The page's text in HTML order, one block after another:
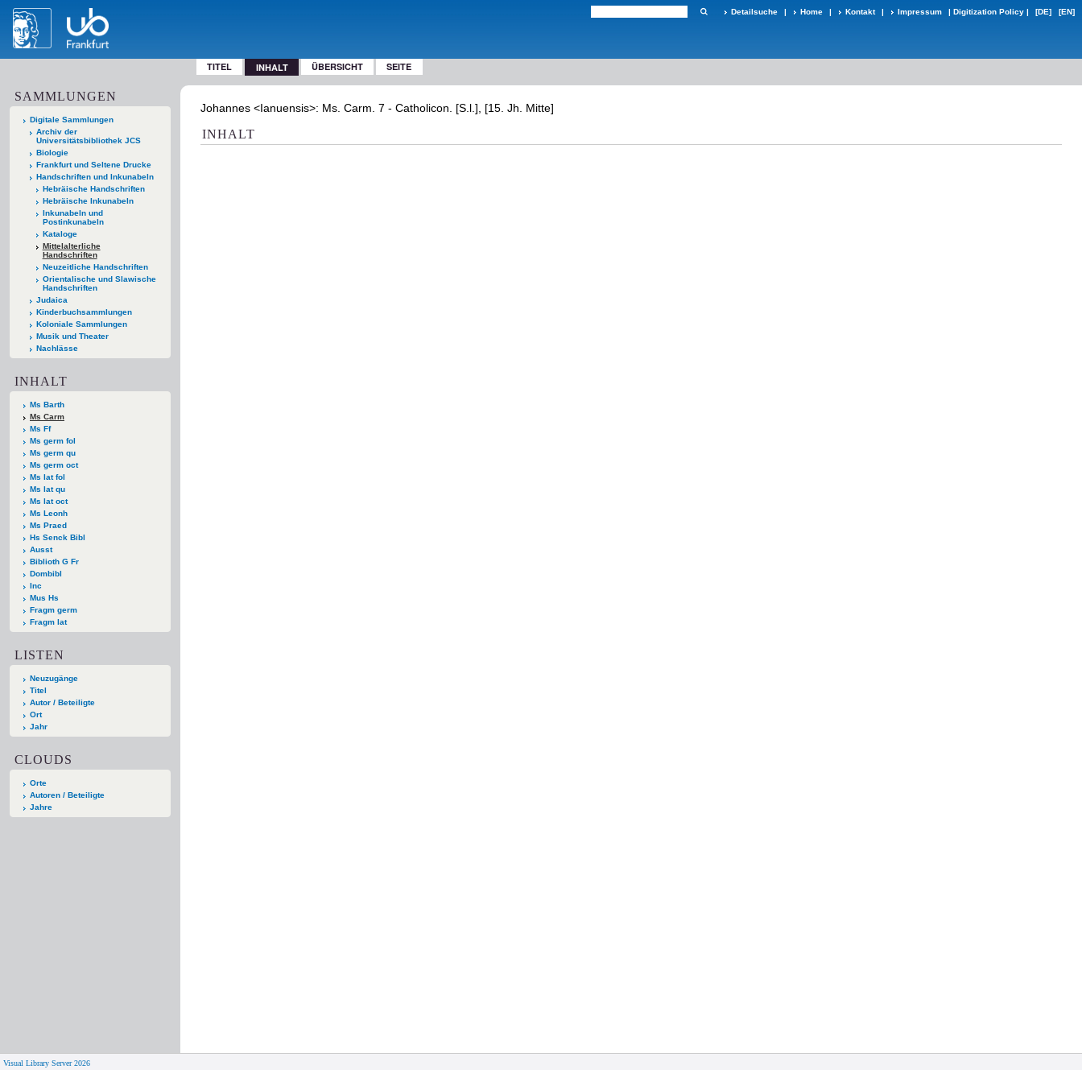
Detailsuche | Home | Kontakt | Impressum | Digitization Policy | [DE] [EN]
TITEL INHALT ÜBERSICHT SEITE
SAMMLUNGEN
Digitale Sammlungen
Archiv der
Universitätsbibliothek JCS
Biologie
Frankfurt und Seltene Drucke
Handschriften und Inkunabeln
Hebräische Handschriften
Hebräische Inkunabeln
Inkunabeln und
Postinkunabeln
Kataloge
Mittelalterliche
Handschriften
Neuzeitliche Handschriften
Orientalische und Slawische
Handschriften
Judaica
Kinderbuchsammlungen
Koloniale Sammlungen
Musik und Theater
Nachlässe
INHALT
Ms Barth
Ms Carm
Ms Ff
Ms germ fol
Ms germ qu
Ms germ oct
Ms lat fol
Ms lat qu
Ms lat oct
Ms Leonh
Ms Praed
Hs Senck Bibl
Ausst
Biblioth G Fr
Dombibl
Inc
Mus Hs
Fragm germ
Fragm lat
LISTEN
Neuzugänge
Titel
Autor / Beteiligte
Ort
Jahr
CLOUDS
Orte
Autoren / Beteiligte
Jahre
Johannes <Ianuensis>: Ms. Carm. 7 - Catholicon. [S.l.], [15. Jh. Mitte]
INHALT
Visual Library Server 2026